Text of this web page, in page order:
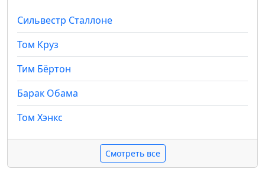
Сильвестр Сталлоне
Том Круз
Тим Бёртон
Барак Обама
Том Хэнкс
Смотреть все